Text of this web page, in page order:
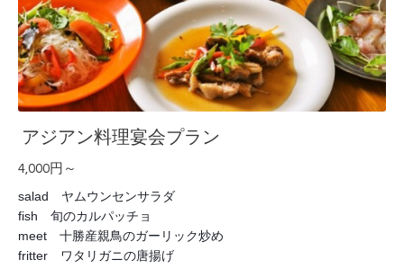
アジアン料理宴会プラン
4,000円～
salad ヤムウンセンサラダ
fish 旬のカルパッチョ
meet 十勝産親鳥のガーリック炒め
fritter ワタリガニの唐揚げ